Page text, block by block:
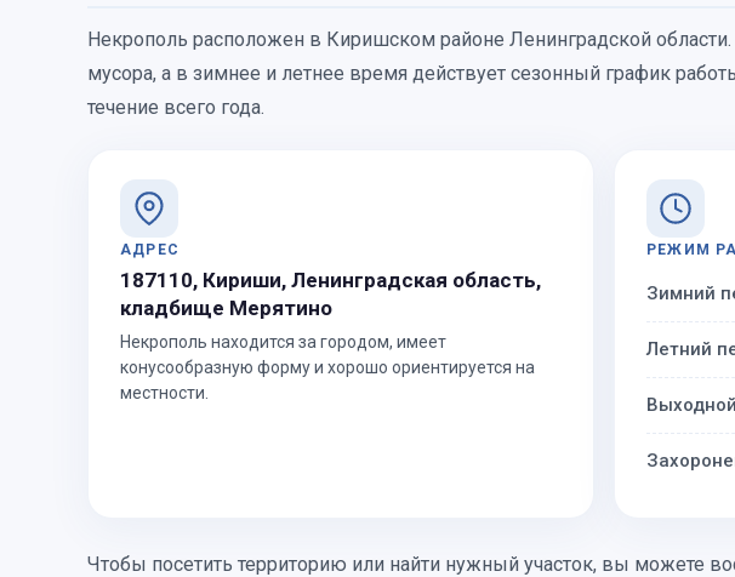
Некрополь расположен в Киришском районе Ленинградской области.
мусора, а в зимнее и летнее время действует сезонный график
течение всего года.
АДРЕС
187110, Кириши, Ленинградская область,
кладбище Мерятино
Некрополь находится за городом, имеет
конусообразную форму и хорошо ориентируется на
местности.
РЕЖИМ
Зимний
Летний
Выходной
Чтобы посетить территорию или найти нужный участок, вы можете